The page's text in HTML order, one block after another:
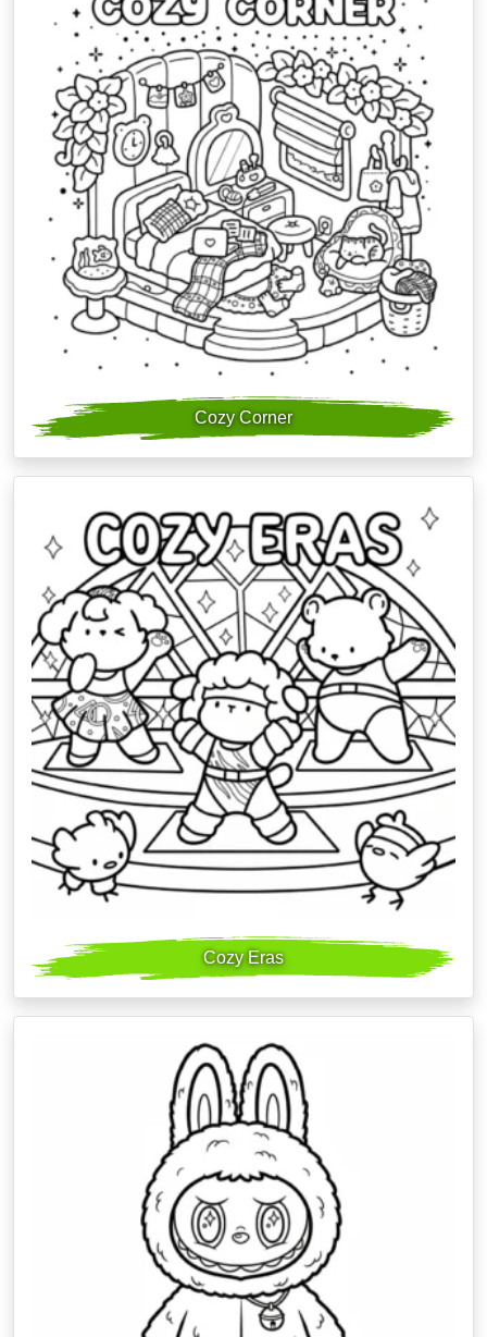
Cozy Corner
Cozy Eras